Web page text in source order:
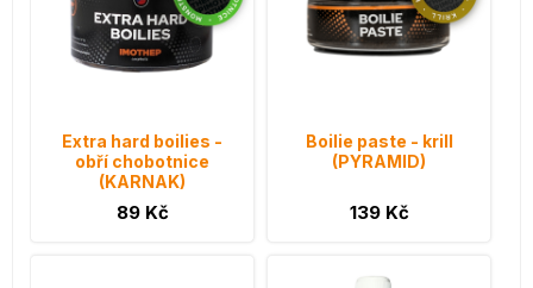
Extra hard boilies -
obří chobotnice
(KARNAK)
89 Kč
Boilie paste - krill
(PYRAMID)
139 Kč